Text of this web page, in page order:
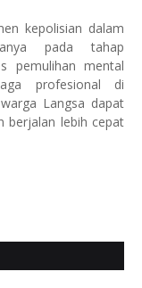
kepolisian dalam
pada tahap
pemulihan mental
profesional di
Langsa dapat
berjalan lebih cepat